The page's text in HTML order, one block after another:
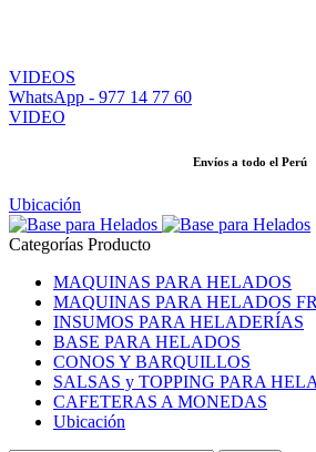
VIDEOS
WhatsApp - 977 14 77 60
VIDEO
Envíos a todo el Perú
Ubicación
Categorías Producto
MAQUINAS PARA HELADOS
MAQUINAS PARA HELADOS
INSUMOS PARA HELADERÍAS
BASE PARA HELADOS
CONOS Y BARQUILLOS
SALSAS y TOPPING PARA
CAFETERAS A MONEDAS
Ubicación